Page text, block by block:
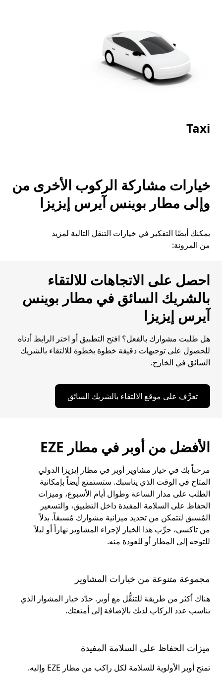
Taxi
خيارات مشاركة الركوب الأخرى من
وإلى مطار بوينس آيرس إيزيزا
يمكنك أيضًا التفكير في خيارات التنقل التالية لمزيد
من المرونة:
احصل على الاتجاهات للالتقاء
بالشريك السائق في مطار بوينس
آيرس إيزيزا
هل طلبت مشوارك بالفعل؟ افتح التطبيق أو اختر الرابط أدناه
للحصول على توجيهات دقيقة خطوة بخطوة للالتقاء بالشريك
السائق في الخارج.
تعرَّف على موقع الالتقاء بالشريك السائق
الأفضل من أوبر في مطار EZE
مرحباً بك في خيار مشاوير أوبر في مطار إيزيزا الدولي
المتاح في الوقت الذي يناسبك. ستستمتع أيضاً بإمكانية
الطلب على مدار الساعة وطوال أيام الأسبوع، وميزات
الحفاظ على السلامة المفيدة داخل التطبيق، والتسعير
المُسبق لتتمكن من تحديد ميزانية مشوارك مُسبقاً. بدلاً
من تاكسي، جرِّب هذا الخيار لإجراء المشاوير نهاراً أو ليلاً
للتوجه إلى المطار أو للعودة منه.
مجموعة متنوعة من خيارات المشاوير
هناك أكثر من طريقة للتنقُّل مع أوبر. حدّد خيار المشوار الذي
يناسب عدد الركاب لديك بالإضافة إلى أمتعتك.
ميزات الحفاظ على السلامة المفيدة
تمنح أوبر الأولوية للسلامة لكل راكب من مطار EZE وإليه.